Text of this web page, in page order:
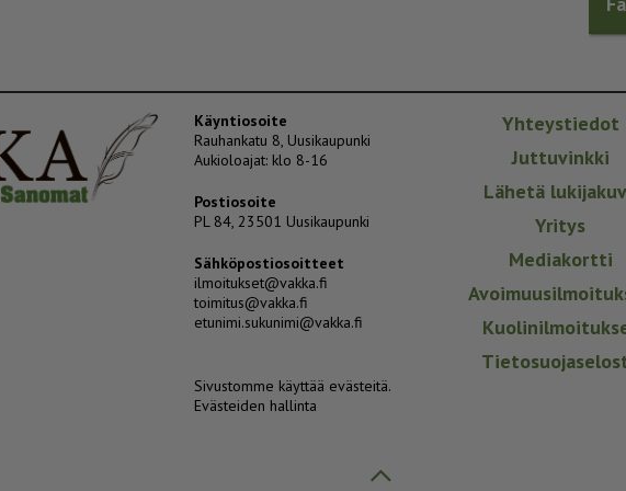
Käyntiosoite
Rauhankatu 8, Uusikaupunki
Aukioloajat: klo 8-16
Postiosoite
PL 84, 23501 Uusikaupunki
Sähköpostiosoitteet
ilmoitukset@vakka.fi
toimitus@vakka.fi
etunimi.sukunimi@vakka.fi
Sivustomme käyttää evästeitä.
Evästeiden hallinta
Yhteystiedot
Juttuvinkki
Lähetä
Yritys
Mediakortti